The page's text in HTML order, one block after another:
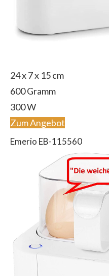
‎24 x 7 x 15 cm
600 Gramm
300 W
Zum Angebot
Emerio EB-115560